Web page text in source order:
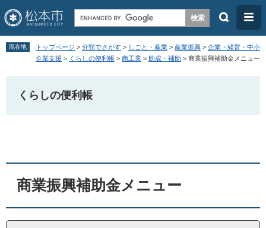
ペ
ジ
す
メ
ュ
し
文
検
メ
ニ
ュ
ー
現在地 トップページ > 分類でさがす > しごと・産業 > 産業振興 > 企業・経営・中小
企業支援 > くらしの便利帳 > 商工業 > 助成・補助 > 商業振興補助金メニュー
くらしの便利帳
商業振興補助金メニュー